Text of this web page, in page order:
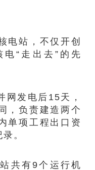
站，不仅开创
“走出去”的先
发电后15天，
，负责建造两个
单项工程出口资
。
共有9个运行机